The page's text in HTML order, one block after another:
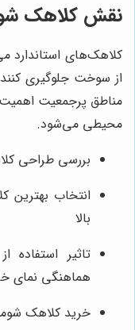
نقش کلاهک
کلاهک‌های استاندارد
از سوخت جلوگیری
مناطق پرجمعیت
محیطی می‌شود.
بررسی طراحی
انتخاب بهترین
بالا
تاثیر
هماهنگی نمای
خرید کلاهک